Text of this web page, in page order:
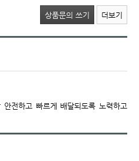
상품문의 쓰기 더보기
전하고 빠르게 배달되도록 노력하고